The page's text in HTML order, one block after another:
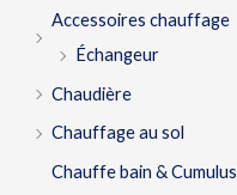
Accessoires chauffage
Échangeur
Chaudière
Chauffage au sol
Chauffe bain & Cumulus